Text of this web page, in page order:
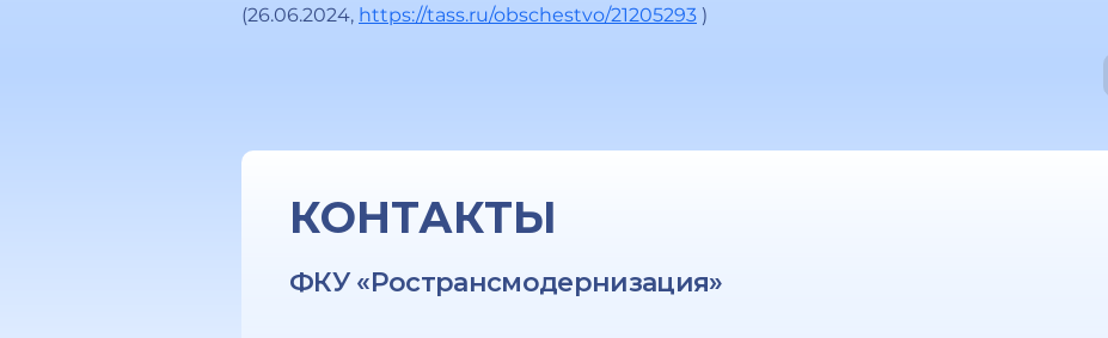
(26.06.2024, https://tass.ru/obschestvo/21205293 )
КОНТАКТЫ
ФКУ «Ространсмодернизация»